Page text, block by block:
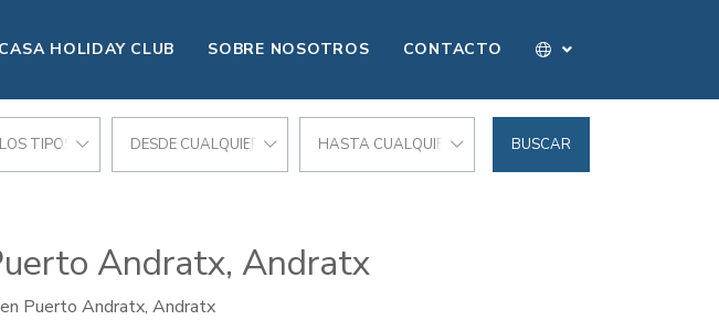
CASA HOLIDAY CLUB SOBRE NOSOTROS CONTACTO
TIPOS DESDE CUALQUIER PRECIO HASTA CUALQUIER PRECIO BUSCAR
Andratx, Andratx
Puerto Andratx, Andratx